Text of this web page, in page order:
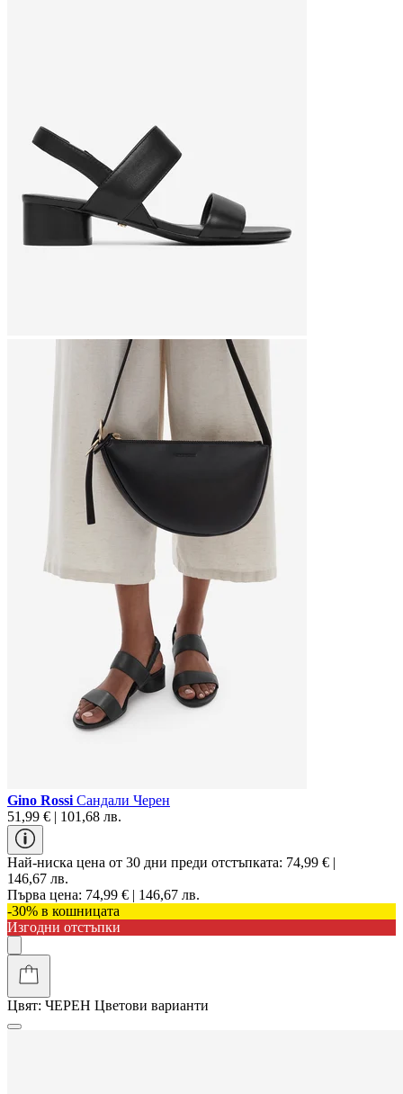
Gino Rossi Сандали Черен
51,99 € | 101,68 лв.
Най-ниска цена от 30 дни преди отстъпката: 74,99 € |
146,67 лв.
Първа цена: 74,99 € | 146,67 лв.
-30% в кошницата
Изгодни отстъпки
Цвят: ЧЕРЕН Цветови варианти